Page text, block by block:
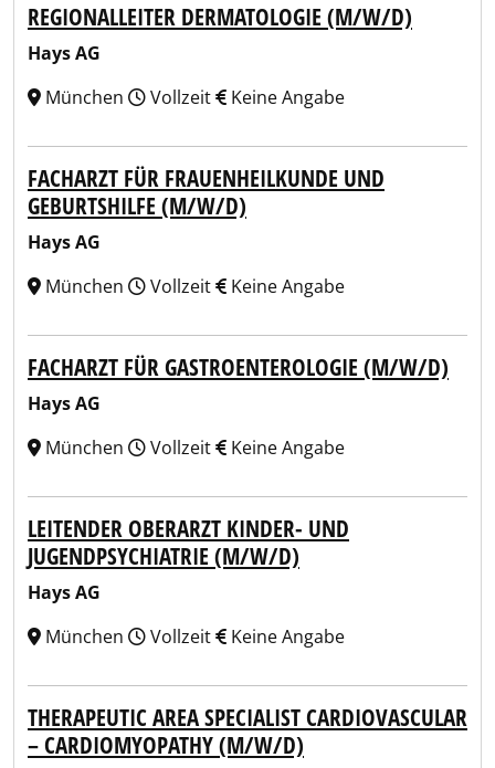
REGIONALLEITER DERMATOLOGIE (M/W/D)
Hays AG
München
Vollzeit Keine Angabe
FACHARZT FÜR FRAUENHEILKUNDE UND
GEBURTSHILFE (M/W/D)
Hays AG
München
Vollzeit Keine Angabe
FACHARZT FÜR GASTROENTEROLOGIE (M/W/D)
Hays AG
München
Vollzeit Keine Angabe
LEITENDER OBERARZT KINDER- UND
JUGENDPSYCHIATRIE (M/W/D)
Hays AG
München
Vollzeit Keine Angabe
THERAPEUTIC AREA SPECIALIST CARDIOVASCULAR
– CARDIOMYOPATHY (M/W/D)